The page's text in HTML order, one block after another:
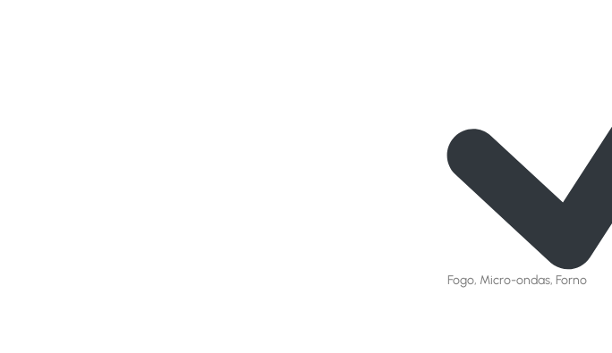
Fogo, Micro-ondas, Forno